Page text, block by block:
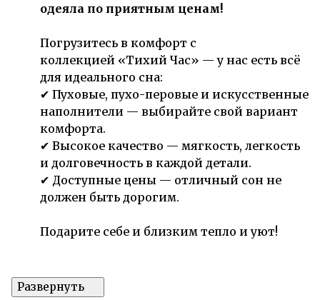
одеяла по приятным ценам!
Погрузитесь в комфорт с
коллекцией «Тихий Час» — у нас есть всё
для идеального сна:
✔ Пуховые, пухо-перовые и искусственные
наполнители — выбирайте свой вариант
комфорта.
✔ Высокое качество — мягкость, легкость
и долговечность в каждой детали.
✔ Доступные цены — отличный сон не
должен быть дорогим.
Подарите себе и близким тепло и уют!